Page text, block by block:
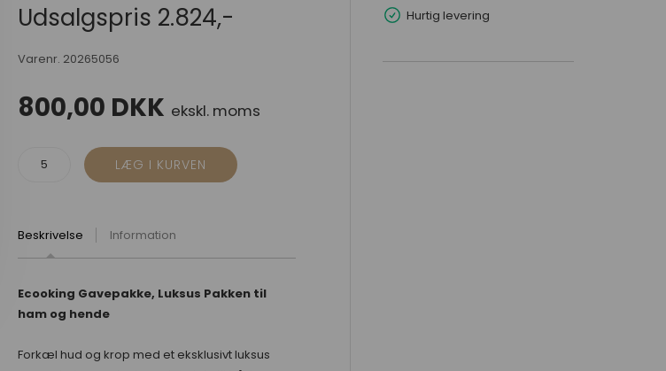
Udsalgspris 2.824,-
Varenr. 20265056
800,00 DKK ekskl. moms
Beskrivelse Information
Ecooking Gavepakke, Luksus Pakken til
ham og hende
Forkæl hud og krop med et eksklusivt luksus
Hurtig levering